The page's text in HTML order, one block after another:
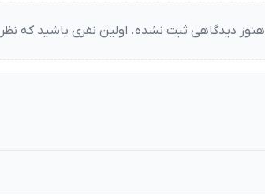
هنوز دیدگاهی ثبت نشده. اولین نفری باشید که